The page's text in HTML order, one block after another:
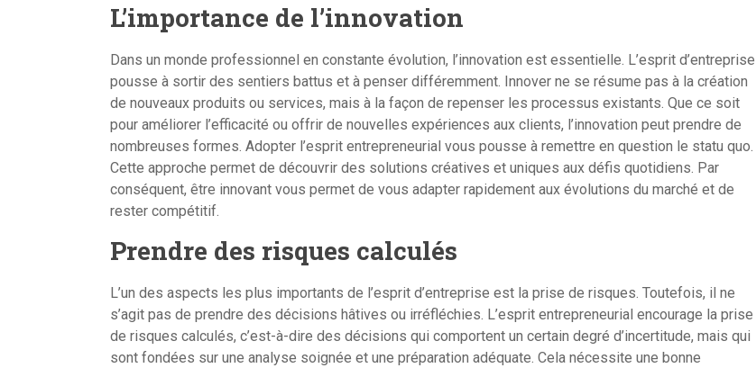
L’importance de l’innovation
Dans un monde professionnel en constante évolution, l’innovation est essentielle. L’esprit d’entreprise
pousse à sortir des sentiers battus et à penser différemment. Innover ne se résume pas à la création
de nouveaux produits ou services, mais à la façon de repenser les processus existants. Que ce soit
pour améliorer l’efficacité ou offrir de nouvelles expériences aux clients, l’innovation peut prendre de
nombreuses formes. Adopter l’esprit entrepreneurial vous pousse à remettre en question le statu quo.
Cette approche permet de découvrir des solutions créatives et uniques aux défis quotidiens. Par
conséquent, être innovant vous permet de vous adapter rapidement aux évolutions du marché et de
rester compétitif.
Prendre des risques calculés
L’un des aspects les plus importants de l’esprit d’entreprise est la prise de risques. Toutefois, il ne
s’agit pas de prendre des décisions hâtives ou irréfléchies. L’esprit entrepreneurial encourage la prise
de risques calculés, c’est-à-dire des décisions qui comportent un certain degré d’incertitude, mais qui
sont fondées sur une analyse soignée et une préparation adéquate. Cela nécessite une bonne